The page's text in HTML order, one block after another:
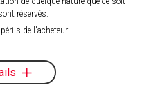
réservés.
de l'acheteur.